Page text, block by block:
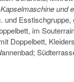
und
und Esstischgruppe,
im
Doppelbett,